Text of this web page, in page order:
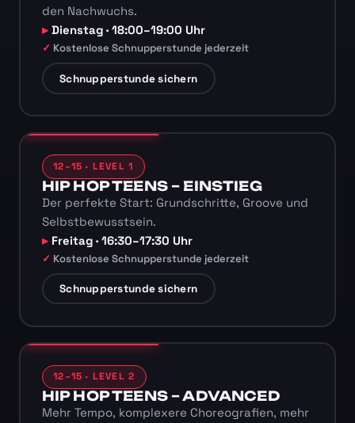
den Nachwuchs.
Dienstag · 18:00–19:00 Uhr
Kostenlose Schnupperstunde jederzeit
Schnupperstunde sichern
12–15 · LEVEL 1
HIP HOP TEENS – EINSTIEG
Der perfekte Start: Grundschritte, Groove und
Selbstbewusstsein.
Freitag · 16:30–17:30 Uhr
Kostenlose Schnupperstunde jederzeit
Schnupperstunde sichern
12–15 · LEVEL 2
HIP HOP TEENS – ADVANCED
Mehr Tempo, komplexere Choreografien, mehr